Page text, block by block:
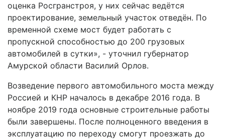
оценка Росгранстроя, у них сейчас ведётся
проектирование, земельный участок отведён. По
временной схеме мост будет работать с
пропускной способностью до 200 грузовых
автомобилей в сутки», - уточнил губернатор
Амурской области Василий Орлов.
Возведение первого автомобильного моста между
Россией и КНР началось в декабре 2016 года. В
ноябре 2019 года основные строительные работы
были завершены. После полноценного введения в
эксплуатацию по переходу смогут проезжать до